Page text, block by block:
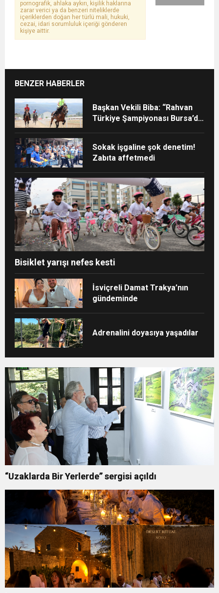
pornografik, ahlaka aykırı, kişilik haklarına
zarar verici ya da benzeri niteliklerde
içeriklerden doğan her türlü mali, hukuki,
cezai, idari sorumluluk içeriği gönderen
kişiye aittir.
BENZER HABERLER
Başkan Vekili Biba: “Rahvan
Türkiye Şampiyonası Bursa’da
Sokak işgaline şok denetim!
Zabıta affetmedi
Bisiklet yarışı nefes kesti
İsviçreli Damat Trakya’nın
gündeminde
Adrenalini doyasıya yaşadılar
“Uzaklarda Bir Yerlerde” sergisi açıldı